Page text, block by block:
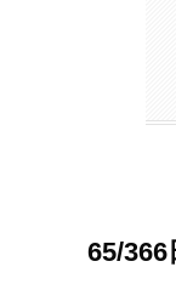
65/366